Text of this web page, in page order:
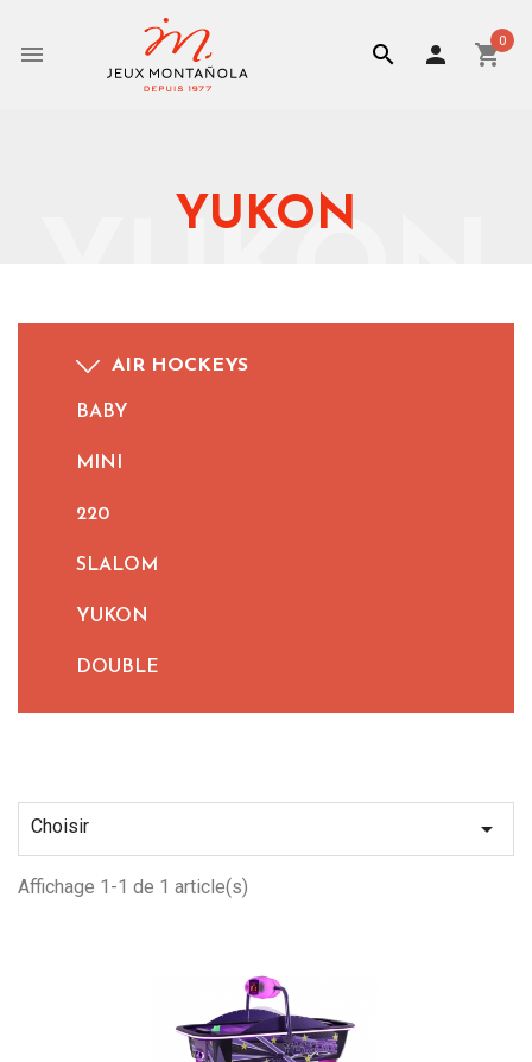
  person shopping_cart0
YUKON
AIR HOCKEYS
BABY
MINI
220
SLALOM
YUKON
DOUBLE
Choisir 
Affichage 1-1 de 1 article(s)